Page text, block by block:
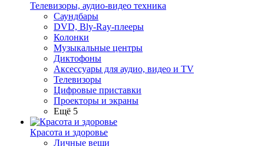
Телевизоры, аудио-видео техника
Саундбары
DVD, Bly-Ray-плееры
Колонки
Музыкальные центры
Диктофоны
Аксессуары для аудио, видео и TV
Телевизоры
Цифровые приставки
Проекторы и экраны
Ещё 5
Красота и здоровье
Личные вещи